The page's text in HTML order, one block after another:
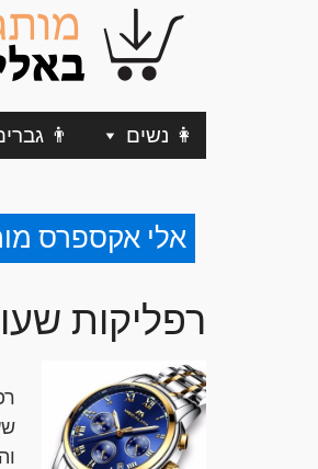
👩 נשים 👨
אלי אקספרס
רפליקות